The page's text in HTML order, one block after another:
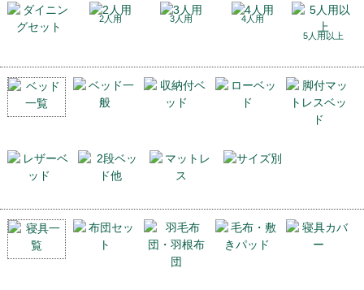
2人用 3人用
4人用
5人用以上